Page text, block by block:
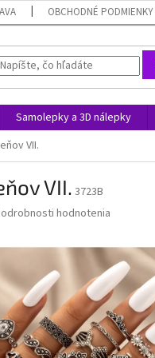
OBCHODNÉ PODMIENKY
Samolepky a 3D nálepky
VII.
VII.3723B
hodnotenia